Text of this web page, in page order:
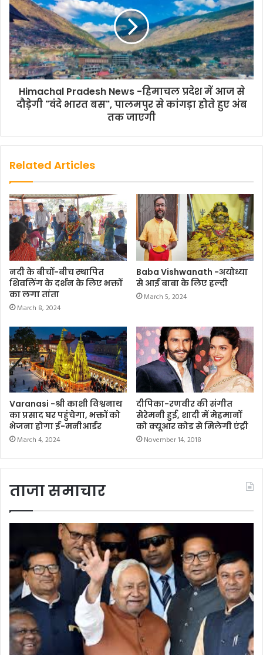
o
k
r
p
p
n
k
Himachal Pradesh News -हिमाचल प्रदेश में आज से
दौड़ेगी "वंदे भारत बस", पालमपुर से कांगड़ा होते हुए अंब
तक जाएगी
Related Articles
नदी के बीचों-बीच स्थापित
शिवलिंग के दर्शन के लिए भक्तों
का लगा तांता
March 8, 2024
Baba Vishwanath -अयोध्या
से आई बाबा के लिए हल्दी
March 5, 2024
Varanasi -श्री काशी विश्वनाथ
का प्रसाद घर पहुंचेगा, भक्तों को
भेजना होगा ई-मनीआर्डर
March 4, 2024
दीपिका-रणवीर की संगीत
सेरेमनी हुई, शादी में मेहमानों
को क्यूआर कोड से मिलेगी एंट्री
November 14, 2018
ताजा समाचार